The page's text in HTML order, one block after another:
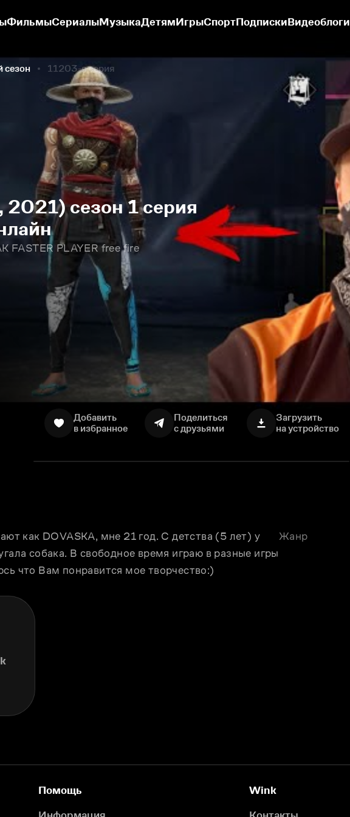
ФильмыСериалыМузыкаДетямИгрыСпортПодпискиВидеоблоги
сезон 11203-я серия
2021) сезон 1 серия
PLAYER free fire
Добавить
в избранное
Поделиться
с друзьями
Загрузить
на устройство
как DOVASKA, мне 21 год. С детства (5 лет) у
собака. В свободное время играю в разные игры
что Вам понравится мое творчество:)
Жанр
Помощь Wink